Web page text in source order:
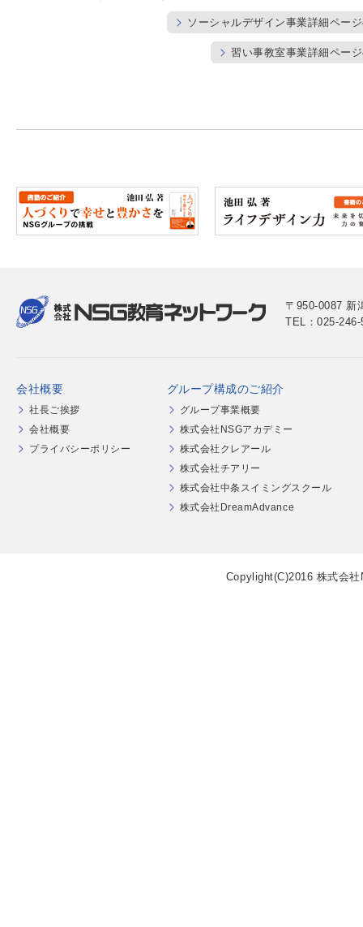
ソーシャルデザイン事業詳細ペー
習い事教室事業詳細ペー
〒950-0087 新
TEL：025-
会社概要
社長ご挨拶
会社概要
プライバシーポリシー
グループ構成のご紹介
グループ事業概要
株式会社NSGアカデミー
株式会社クレアール
株式会社チアリー
株式会社中条スイミングスクール
株式会社DreamAdvance
Copylight(C)2016 株式会